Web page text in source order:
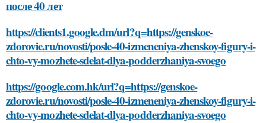
после 40 лет
https://clients1.google.dm/url?q=https://genskoe-
zdorovie.ru/novosti/posle-40-izmeneniya-zhenskoy-figury-i-
chto-vy-mozhete-sdelat-dlya-podderzhaniya-svoego
https://google.com.hk/url?q=https://genskoe-
zdorovie.ru/novosti/posle-40-izmeneniya-zhenskoy-figury-i-
chto-vy-mozhete-sdelat-dlya-podderzhaniya-svoego